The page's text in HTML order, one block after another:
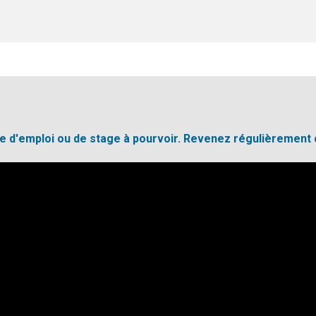
d'emploi ou de stage à pourvoir. Revenez